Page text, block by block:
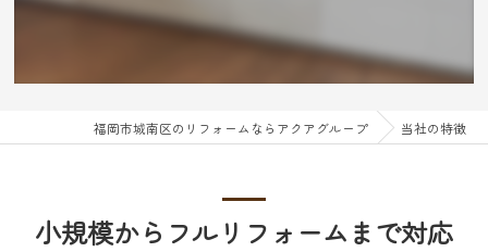
福岡市城南区のリフォームならアクアグループ 当社の特徴
小規模からフルリフォームまで対応